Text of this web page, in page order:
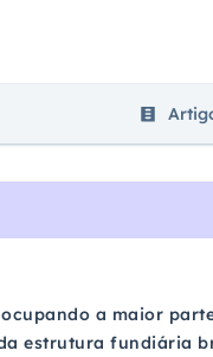
a maior
estrutura fundiária